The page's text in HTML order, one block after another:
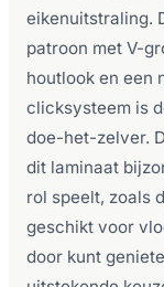
eikenuitstraling.
patroon met V-
houtlook en een
clicksysteem is
doe-het-zelver.
dit laminaat
rol speelt, zoals
geschikt voor
door kunt